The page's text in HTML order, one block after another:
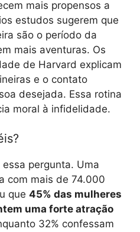
mais propensos a
estudos sugerem que
são o período da
mais aventuras. Os
de Harvard explicam
e o contato
desejada. Essa rotina
moral à infidelidade.
pergunta. Uma
com mais de 74.000
que 45% das mulheres
uma forte atração
32% confessam